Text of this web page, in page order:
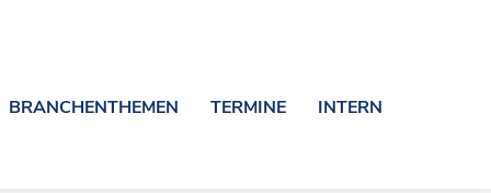
BRANCHENTHEMEN TERMINE INTERN